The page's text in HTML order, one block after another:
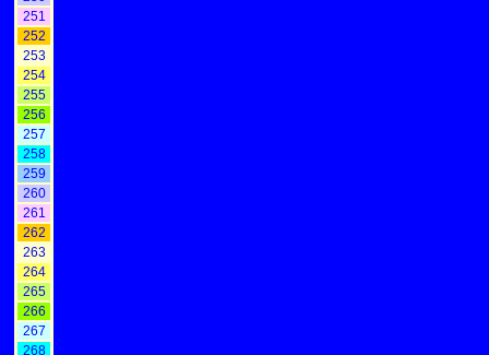
251
252
253
254
255
256
257
258
259
260
261
262
263
264
265
266
267
268